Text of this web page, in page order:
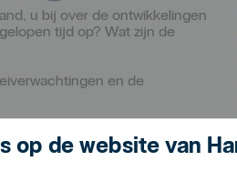
op de website van
u bij over de ontwikkelingen
tijd op? Wat zijn de
en de